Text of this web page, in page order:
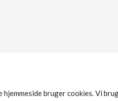
hjemmeside bruger cookies. Vi